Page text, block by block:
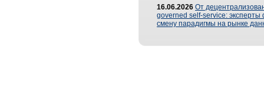
16.06.2026 От
governed self-service: эксперты
смену парадигмы на рынке